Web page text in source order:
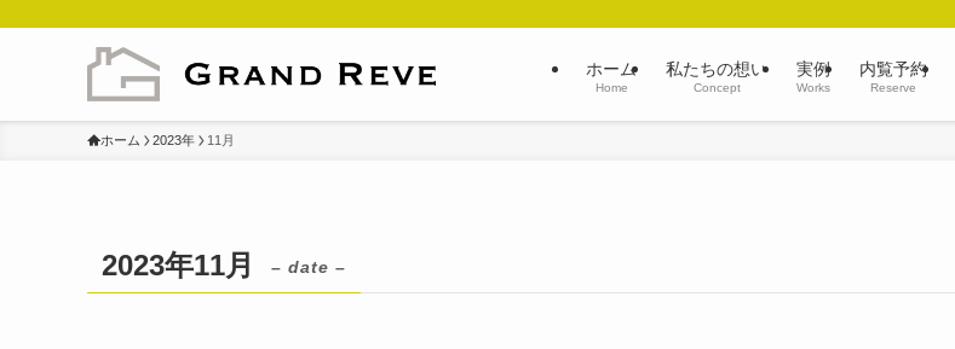
ホーム
Home
私たちの想い
Concept
実例
Works
内覧予約
Reserve
ホーム 2023年 11月
2023年11月 – date –